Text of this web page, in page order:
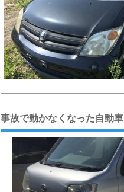
事故で動かなくなった自動